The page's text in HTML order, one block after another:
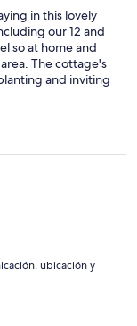
in this lovely
our 12 and
so at home and
The cottage's
and inviting
exploring or
the long white
or our favourite,
area and
to alone. We
They
Last mention
his owner to make
Robin.
ubicación y